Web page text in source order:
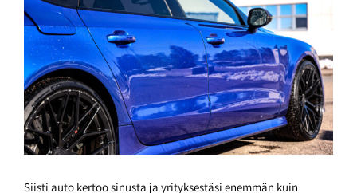
Siisti auto kertoo sinusta ja yrityksestäsi enemmän kuin